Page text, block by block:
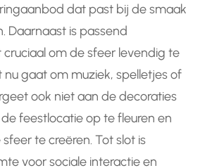
dat past bij de smaak
Daarnaast is passend
om de sfeer levendig te
nu gaat om muziek, spelletjes of
ook niet aan de decoraties
feestlocatie op te fleuren en
te creëren. Tot slot is
voor sociale interactie en